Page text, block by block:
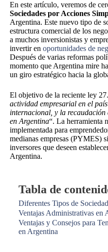
En este artículo, veremos de
Sociedades por Acciones
Argentina. Este nuevo tipo de
estructura comercial de los
a muchos inversionistas y
invertir en oportunidades de
Después de varias reformas
momento que Argentina mire
un giro estratégico hacia la
El objetivo de la reciente ley
actividad empresarial en el
internacional, y la
en Argentina“. La herramienta
implementada para
medianas empresas (PYMES)
inversores que deseen
Argentina.
Tabla de
Diferentes Tipos de
Ventajas Administrativas en
Ventajas y Consejos para
en Argentina